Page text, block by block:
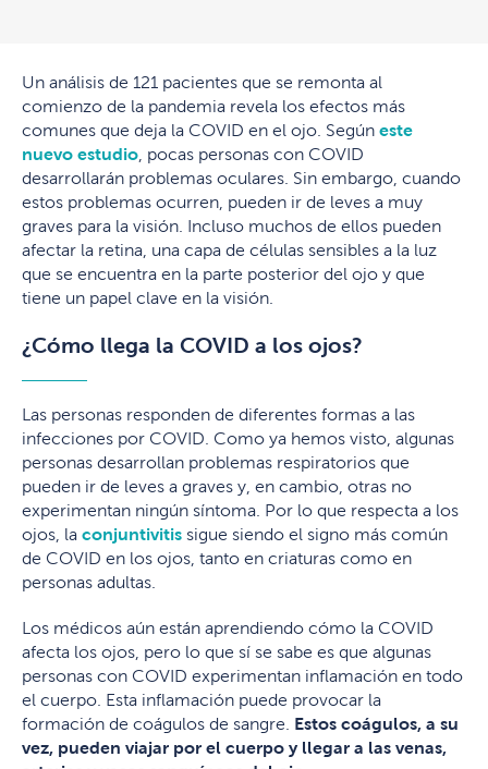
Un análisis de 121 pacientes que se remonta al
comienzo de la pandemia revela los efectos más
comunes que deja la COVID en el ojo. Según este
nuevo estudio , pocas personas con COVID
desarrollarán problemas oculares. Sin embargo, cuando
estos problemas ocurren, pueden ir de leves a muy
graves para la visión. Incluso muchos de ellos pueden
afectar la retina, una capa de células sensibles a la luz
que se encuentra en la parte posterior del ojo y que
tiene un papel clave en la visión.
¿Cómo llega la COVID a los ojos?
Las personas responden de diferentes formas a las
infecciones por COVID. Como ya hemos visto, algunas
personas desarrollan problemas respiratorios que
pueden ir de leves a graves y, en cambio, otras no
experimentan ningún síntoma. Por lo que respecta a los
ojos, la conjuntivitis sigue siendo el signo más común
de COVID en los ojos, tanto en criaturas como en
personas adultas.
Los médicos aún están aprendiendo cómo la COVID
afecta los ojos, pero lo que sí se sabe es que algunas
personas con COVID experimentan inflamación en todo
el cuerpo. Esta inflamación puede provocar la
formación de coágulos de sangre. Estos coágulos, a su
vez, pueden viajar por el cuerpo y llegar a las venas,